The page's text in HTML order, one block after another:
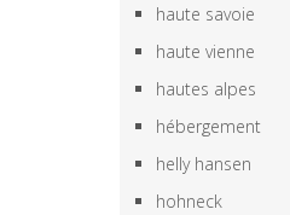
haute savoie
haute vienne
hautes alpes
hébergement
helly hansen
hohneck